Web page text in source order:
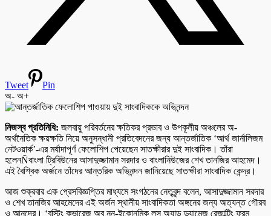
Tweet
Pin
অ- অ+
নিজস্ব প্রতিনিধি: জলবায়ু পরিবর্তনের ক্ষতিকর প্রভাব ও উপকূলীয় অঞ্চলের অ-
অর্থনৈতিক ক্ষয়ক্ষতি নিয়ে অনুসন্ধানী প্রতিবেদনের জন্য আন্তর্জাতিক ‘আর্থ জার্নালিজম
নেটওয়ার্ক’-এর মর্যাদাপূর্ণ ফেলোশিপ পেয়েছেন সাতক্ষীরার দুই সাংবাদিক। তাঁরা
হলেনÑবাংলা ট্রিবিউনের আসাদুজ্জামান সরদার ও বাংলানিউজের শেখ তানজির আহমেদ।
এই বৈশ্বিক অর্জনে তাঁদের আন্তরিক অভিনন্দন জানিয়েছে সাতক্ষীরা সাংবাদিক কেন্দ্র।
আজ শুক্রবার এক প্রেসবিজ্ঞপ্তির মাধ্যমে সংগঠনের নেতৃবৃন্দ বলেন, আসাদুজ্জামান সরদার
ও শেখ তানজির আহমেদের এই অর্জন স্থানীয় সাংবাদিকতা অঙ্গনের জন্য অত্যন্ত গৌরব
ও আনন্দের। ‘বুস্টিং কভারেজ অব নন-ইকোনমিক লস অ্যান্ড ড্যামেজ রেজাল্টিং ফ্রম